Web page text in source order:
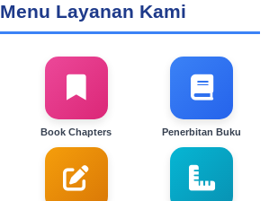
Menu Layanan Kami
Book Chapters Penerbitan Buku